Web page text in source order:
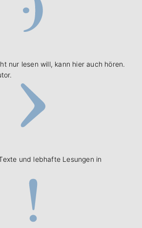
nur lesen will, kann hier auch hören.
und lebhafte Lesungen in